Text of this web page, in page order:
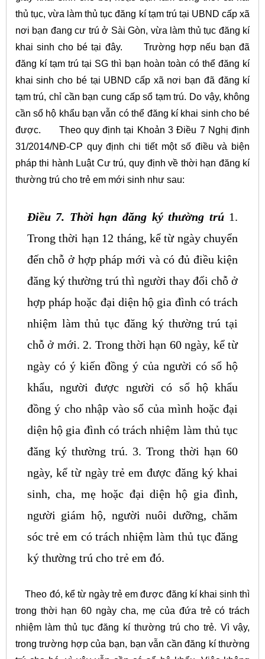
thủ tục, vừa làm thủ tục đăng kí tạm trú tại UBND cấp xã
nơi bạn đang cư trú ở Sài Gòn, vừa làm thủ tục đăng kí
khai sinh cho bé tại đây.
Trường hợp nếu bạn đã
đăng kí tạm trú tại SG thì bạn hoàn toàn có thể đăng kí
khai sinh cho bé tại UBND cấp xã nơi bạn đã đăng kí
tạm trú, chỉ cần bạn cung cấp sổ tạm trú. Do vậy, không
cần sổ hộ khẩu bạn vẫn có thể đăng kí khai sinh cho bé
được.
Theo quy định tại Khoản 3 Điều 7 Nghị định
31/2014/NĐ-CP quy định chi tiết một số điều và biện
pháp thi hành Luật Cư trú, quy định về thời hạn đăng kí
thường trú cho trẻ em mới sinh như sau:
Điều 7. Thời hạn đăng ký thường trú 1.
Trong thời hạn 12 tháng, kể từ ngày chuyển
đến chỗ ở hợp pháp mới và có đủ điều kiện
đăng ký thường trú thì người thay đổi chỗ ở
hợp pháp hoặc đại diện hộ gia đình có trách
nhiệm làm thủ tục đăng ký thường trú tại
chỗ ở mới. 2. Trong thời hạn 60 ngày, kể từ
ngày có ý kiến đồng ý của người có sổ hộ
khẩu, người được người có sổ hộ khẩu
đồng ý cho nhập vào sổ của mình hoặc đại
diện hộ gia đình có trách nhiệm làm thủ tục
đăng ký thường trú. 3. Trong thời hạn 60
ngày, kể từ ngày trẻ em được đăng ký khai
sinh, cha, mẹ hoặc đại diện hộ gia đình,
người giám hộ, người nuôi dưỡng, chăm
sóc trẻ em có trách nhiệm làm thủ tục đăng
ký thường trú cho trẻ em đó.
Theo đó, kể từ ngày trẻ em được đăng kí khai sinh thì
trong thời hạn 60 ngày cha, mẹ của đứa trẻ có trách
nhiệm làm thủ tục đăng kí thường trú cho trẻ. Vì vậy,
trong trường hợp của bạn, bạn vẫn cần đăng kí thường